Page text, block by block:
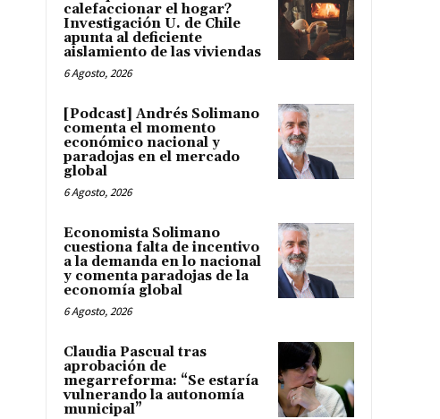
calefaccionar el hogar?
Investigación U. de Chile
apunta al deficiente
aislamiento de las viviendas
6 Agosto, 2026
[Podcast] Andrés Solimano
comenta el momento
económico nacional y
paradojas en el mercado
global
6 Agosto, 2026
Economista Solimano
cuestiona falta de incentivo
a la demanda en lo nacional
y comenta paradojas de la
economía global
6 Agosto, 2026
Claudia Pascual tras
aprobación de
megarreforma: “Se estaría
vulnerando la autonomía
municipal”